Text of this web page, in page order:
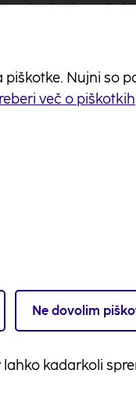
Vse
4. 2019 v
sporočila
darilo (kot
drugo osebo.
42 eurov.
Nujni so
več o piškotkih
Ne dovolim
kadarkoli